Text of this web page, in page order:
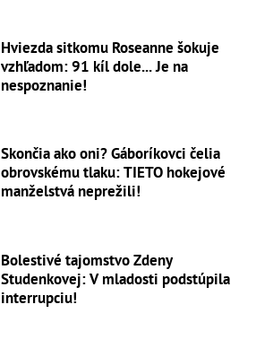
Hviezda sitkomu Roseanne šokuje
vzhľadom: 91 kíl dole... Je na
nespoznanie!
Skončia ako oni? Gáboríkovci čelia
obrovskému tlaku: TIETO hokejové
manželstvá neprežili!
Bolestivé tajomstvo Zdeny
Studenkovej: V mladosti podstúpila
interrupciu!